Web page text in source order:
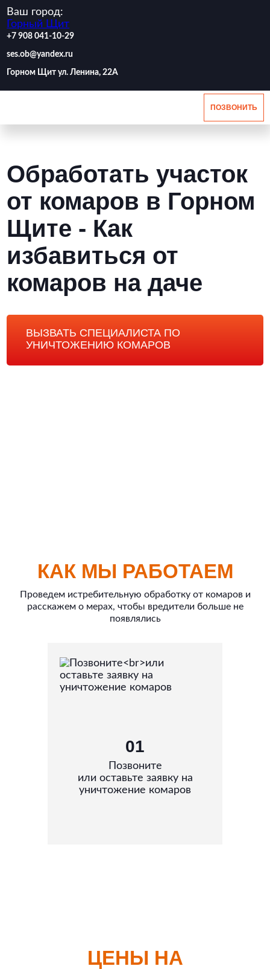
Ваш город:
Горный Щит
‪+7 908 041-10-29
ses.ob@yandex.ru
Горном Щит ул. Ленина, 22А
ПОЗВОНИТЬ
Обработать участок
от комаров в Горном
Щите - Как
избавиться от
комаров на даче
ВЫЗВАТЬ СПЕЦИАЛИСТА ПО
УНИЧТОЖЕНИЮ КОМАРОВ
КАК МЫ РАБОТАЕМ
Проведем истребительную обработку от комаров и
расскажем о мерах, чтобы вредители больше не
появлялись
01
Позвоните
или оставьте заявку на
уничтожение комаров
ЦЕНЫ НА